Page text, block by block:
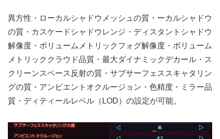
異方性・ローカルシャドウメッシュの質・ーカルシャドウ
の質・カスケードシャドウレンジ・ディスタントシャドウ
解像度・ボリュームメトリックフォグ解像度・ボリューム
メトリッククラウド品質・最大ダイナミックデカール・ス
クリーンスペース反射の質・サブサーフェススキャタリン
グの質・アンビエントオクルージョン・色精度・ミラー品
質・ディティールレベル（LOD）の設定が可能。